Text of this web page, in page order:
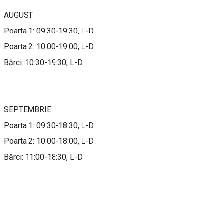
AUGUST
Poarta 1: 09:30-19:30, L-D
Poarta 2: 10:00-19:00, L-D
Bărci: 10:30-19:30, L-D
SEPTEMBRIE
Poarta 1: 09:30-18:30, L-D
Poarta 2: 10:00-18:00, L-D
Bărci: 11:00-18:30, L-D